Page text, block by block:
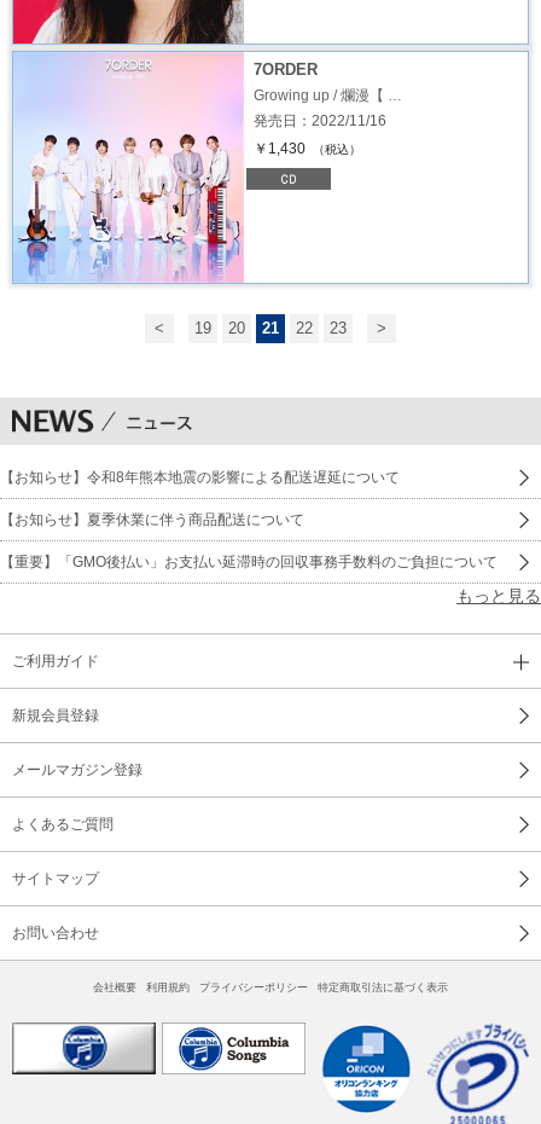
7ORDER
Growing up / 爛漫【 …
発売日：2022/11/16
￥1,430
（税込）
< 19 20 21 22 23 >
【お知らせ】令和8年熊本地震の影響による配送遅延について
【お知らせ】夏季休業に伴う商品配送について
【重要】「GMO後払い」お支払い延滞時の回収事務手数料のご負担について
もっと見る
ご利用ガイド
新規会員登録
メールマガジン登録
よくあるご質問
サイトマップ
お問い合わせ
会社概要 利用規約 プライバシーポリシー 特定商取引法に基づく表示